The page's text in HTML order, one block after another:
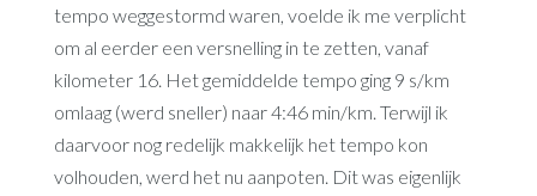
tempo weggestormd waren, voelde ik me verplicht
om al eerder een versnelling in te zetten, vanaf
kilometer 16. Het gemiddelde tempo ging 9 s/km
omlaag (werd sneller) naar 4:46 min/km. Terwijl ik
daarvoor nog redelijk makkelijk het tempo kon
volhouden, werd het nu aanpoten. Dit was eigenlijk